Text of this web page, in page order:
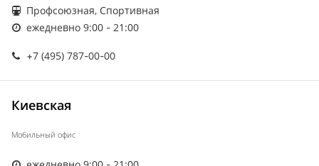
Профсоюзная, Спортивная
ежедневно 9:00 - 21:00
+7 (495) 787-00-00
Киевская
Мобильный офис